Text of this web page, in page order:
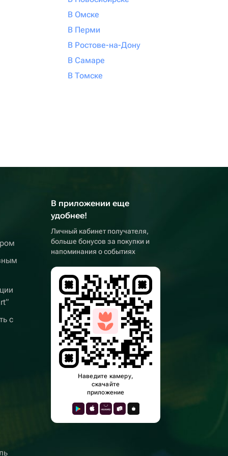
В Омске
В Перми
В Ростове-на-Дону
В Самаре
В Томске
с
В приложении еще
удобнее!
Личный кабинет получателя,
больше бонусов за покупки и
напоминания о событиях
Наведите камеру,
скачайте
приложение